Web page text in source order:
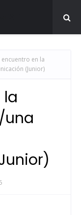
encuentro en la
(Junior)
la
una